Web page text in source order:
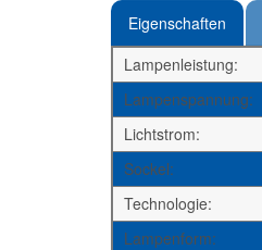
Eigenschaften
Lampenleistung:
Lampenspannung:
Lichtstrom:
Sockel:
Technologie:
Lampenform: